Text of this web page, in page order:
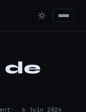
de
6 juin 2026